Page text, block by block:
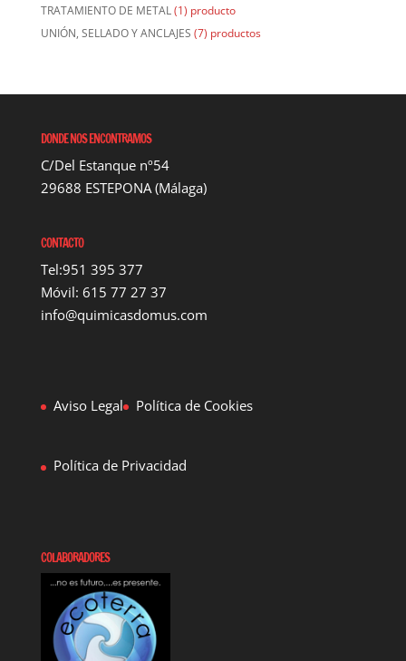
TRATAMIENTO DE METAL(1) producto
UNIÓN, SELLADO Y ANCLAJES (7) productos
DONDE NOS ENCONTRAMOS
C/Del Estanque nº54
29688 ESTEPONA (Málaga)
CONTACTO
Tel:951 395 377
Móvil: 615 77 27 37
info@quimicasdomus.com
Aviso Legal Política de Cookies
Política de Privacidad
COLABORADORES